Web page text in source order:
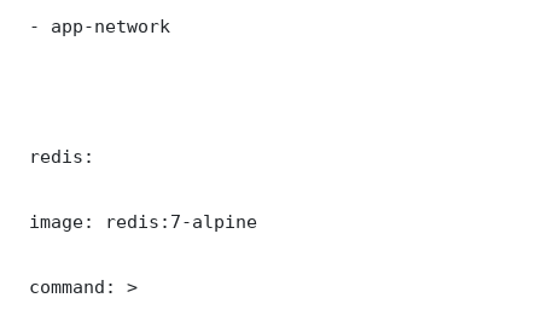
- app-network
redis:
image: redis:7-alpine
command: >